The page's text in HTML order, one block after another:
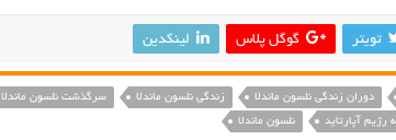
تویتر گوگل پلاس لینکدین
دوران زندگی نلسون ماندلا زندگی نلسون ماندلا سرگذشت نلسون ماندلا
رژیم آپارتاید نلسون ماندلا